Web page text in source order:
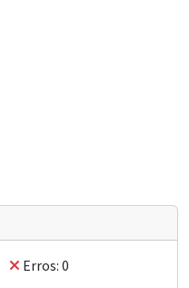
Erros: 0